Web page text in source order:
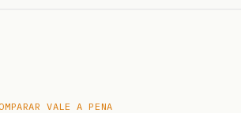
VALE A PENA